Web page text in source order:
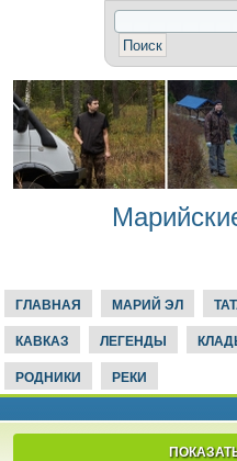
ГЛАВНАЯ МАРИЙ ЭЛ
КАВКАЗ ЛЕГЕНДЫ
РОДНИКИ РЕКИ